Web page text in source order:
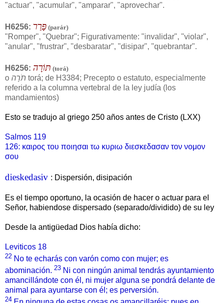
"actuar", "acumular", "amparar", "aprovechar".
H6256: פָּרַר (parár)
"Romper", "Quebrar"; Figurativamente: "invalidar", "violar",
"anular", "frustrar", "desbaratar", "disipar", "quebrantar".
H6256: תּוֹרָה (torá)
o תֹּרָה torá; de H3384; Precepto o estatuto, especialmente
referido a la columna vertebral de la ley judía (los
mandamientos)
Esto se tradujo al griego 250 años antes de Cristo (LXX)
Salmos 119
126: καιρος του ποιησαι τω κυριω διεσκεδασαν τον νομον
σου
dieskedasiv : Dispersión, disipación
Es el tiempo oportuno, la ocasión de hacer o actuar para el
Señor, habiendose dispersado (separado/dividido) de su ley
Desde la antigüedad Dios había dicho:
Leviticos 18
22 No te echarás con varón como con mujer; es
abominación. 23 Ni con ningún animal tendrás ayuntamiento
amancillándote con él, ni mujer alguna se pondrá delante de
animal para ayuntarse con él; es perversión.
24